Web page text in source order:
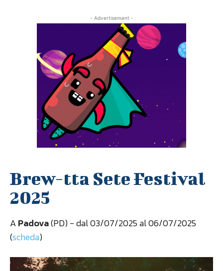
- Advertisement -
Brew-tta Sete Festival
2025
APadova(PD) - dal 03/07/2025 al 06/07/2025
(scheda)